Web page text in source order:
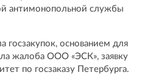
антимонопольной службы
госзакупок, основанием для
жалоба ООО «ЭСК», заявку
по госзаказу Петербурга.